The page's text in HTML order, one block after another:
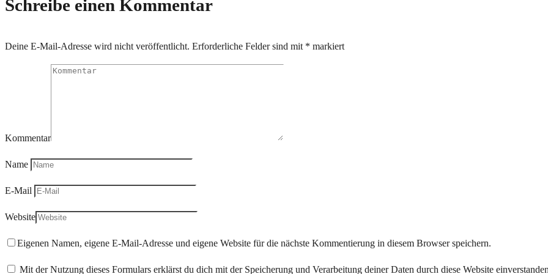
Schreibe einen Kommentar
Deine E-Mail-Adresse wird nicht veröffentlicht. Erforderliche Felder sind mit * markiert
Kommentar
Name
E-Mail
Website
Eigenen Namen, eigene E-Mail-Adresse und eigene Website für die nächste Kommentierung in diesem Browser speichern.
Mit der Nutzung dieses Formulars erklärst du dich mit der Speicherung und Verarbeitung deiner Daten durch diese Website